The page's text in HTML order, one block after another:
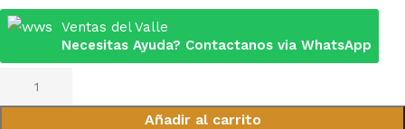
Ventas del Valle
Necesitas Ayuda? Contactanos via WhatsApp
Añadir al carrito